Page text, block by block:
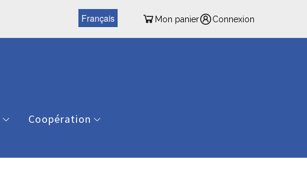
Mon panier Connexion
Français
Coopération